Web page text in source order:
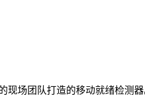
场团队打造的移动就绪检测器